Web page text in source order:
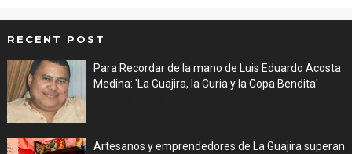
RECENT POST
Para Recordar de la mano de Luis Eduardo Acosta
Medina: 'La Guajira, la Curia y la Copa Bendita'
Artesanos y emprendedores de La Guajira superan